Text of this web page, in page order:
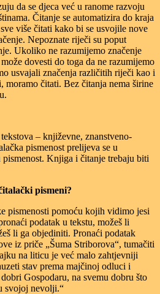
da se djeca već u ranome razvoju
Čitanje se automatizira do kraja
više čitati kako bi se usvojile nove
Nepoznate riječi su poput
Ukoliko ne razumijemo značenje
dovesti do toga da ne razumijemo
usvajali značenja različitih riječi kao i
moramo čitati. Bez čitanja nema širine
– književne, znanstveno-
pismenost prelijeva se u
Knjiga i čitanje trebaju biti
pismeni?
pismenosti pomoću kojih vidimo jesi
podatak u tekstu, možeš li
li ga objediniti. Pronaći podatak
iz priče „Šuma Striborova“, tumačiti
na liticu je već malo zahtjevniji
stav prema majčinoj odluci i
Gospodaru, na svemu dobru što
svojoj nevolji.“